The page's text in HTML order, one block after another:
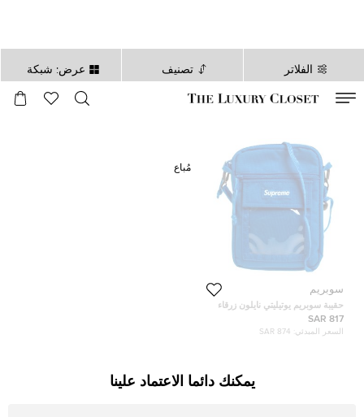
الفلاتر تصنيف عرض: شبكة
ثانية
سوبريم
حقيبة سوبريم يوتيليتي نايلون زرقاء
817 SAR
السعر المبدئي: 874 SAR
مُباع
يمكنك دائما الاعتماد علينا